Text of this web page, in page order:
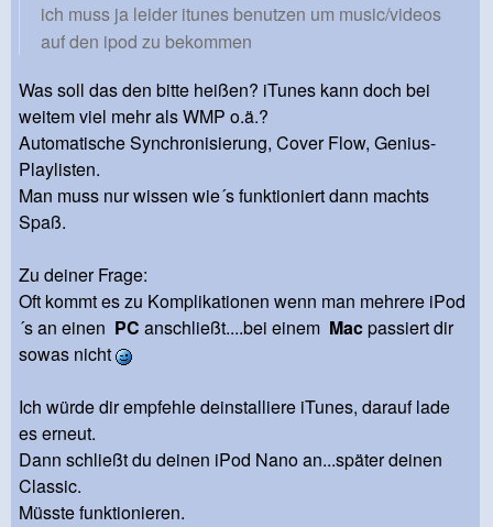
ich muss ja leider itunes benutzen um music/videos
auf den ipod zu bekommen
Was soll das den bitte heißen? iTunes kann doch bei
weitem viel mehr als WMP o.ä.?
Automatische Synchronisierung, Cover Flow, Genius-
Playlisten.
Man muss nur wissen wie´s funktioniert dann machts
Spaß.
Zu deiner Frage:
Oft kommt es zu Komplikationen wenn man mehrere iPod
´s an einen PC anschließt....bei einem Macpassiert dir
sowas nicht
Ich würde dir empfehle deinstalliere iTunes, darauf lade
es erneut.
Dann schließt du deinen iPod Nano an...später deinen
Classic.
Müsste funktionieren.